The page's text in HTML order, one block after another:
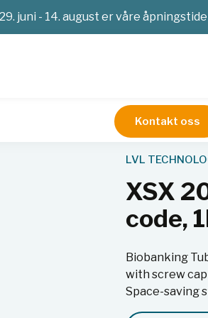
29. juni - 14. august er våre
Kontakt oss
XSX 200 SAFE ® 0.2ml
LVL
XSX
code,
Biobanking
with screw
Space-saving